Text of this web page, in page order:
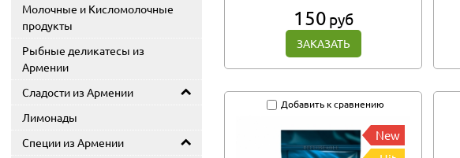
Молочные и Кисломолочные
продукты
Рыбные деликатесы из
Армении
Сладости из Армении
Лимонады
Специи из Армении
150 руб
ЗАКАЗАТЬ
Добавить к сравнению
New